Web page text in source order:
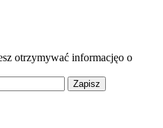
otrzymywać informacjęo o
Zapisz